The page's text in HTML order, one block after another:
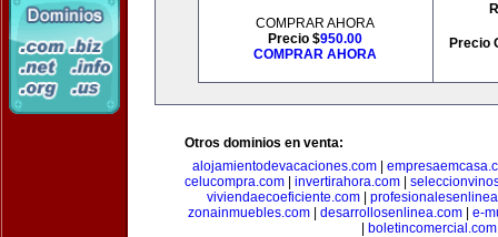
COMPRAR AHORA
Precio $950.00
COMPRAR AHORA
Precio
Otros dominios en venta:
alojamientodevacaciones.com
celucompra.com
invertirahora.com
viviendaecoeficiente.com|
zonainmuebles.com| desarrollosenlinea.com| e-
boletincomercial.com